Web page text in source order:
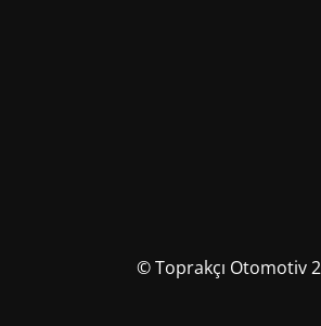
© Toprakçı Otomotiv